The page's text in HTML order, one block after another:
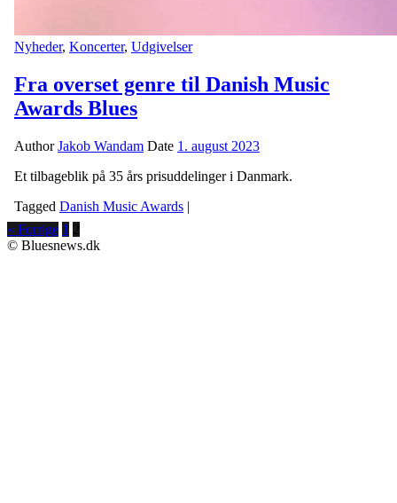
Nyheder, Koncerter, Udgivelser
Fra overset genre til Danish Music
Awards Blues
AuthorJakob Wandam Date 1. august 2023
Et tilbageblik på 35 års prisuddelinger i Danmark.
Tagged Danish Music Awards |
« Forrige 1
2
© Bluesnews.dk